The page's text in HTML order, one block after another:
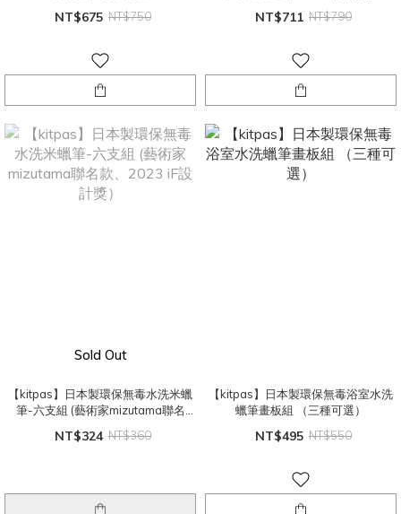
NT$675 NT$750 NT$711 NT$790
Sold Out
【kitpas】日本製環保無毒水洗米蠟
筆-六支組 (藝術家mizutama聯名
款、2023 iF設計獎）
NT$324 NT$360
【kitpas】日本製環保無毒浴室水洗
蠟筆畫板組 （三種可選）
NT$495 NT$550